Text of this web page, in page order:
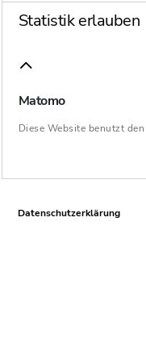
Statistik erlauben
Matomo
Diese Website benutzt
Datenschutzerklärung